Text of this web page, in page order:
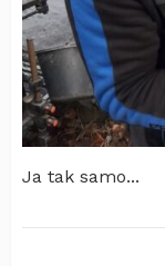
Ja tak samo...